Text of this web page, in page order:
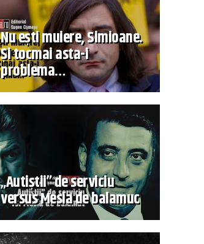
Nu ești muiere, Simioane.
Și tocmai asta-i
problema…
„Autiștii” de serviciu
versus Mesia de balamuc